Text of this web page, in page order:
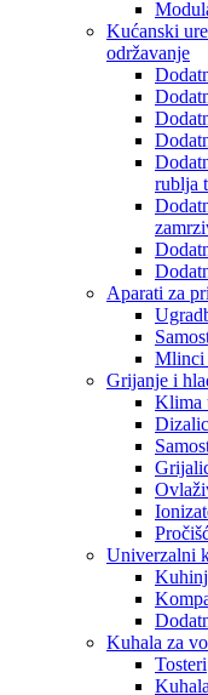
Kućanski
održavanje
rublja
Aparati za
Mlinci
Grijanje i
Klima
Univerzalni
Kuhala za
Tosteri